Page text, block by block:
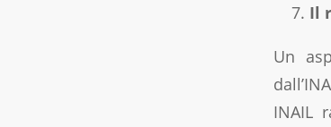
Il
Un
INAIL